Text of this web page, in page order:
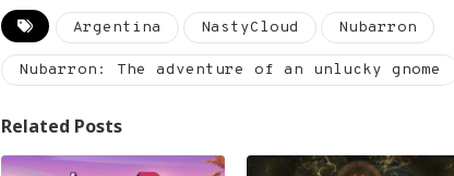
Argentina NastyCloud Nubarron
Nubarron: The adventure of an unlucky gnome
Related Posts